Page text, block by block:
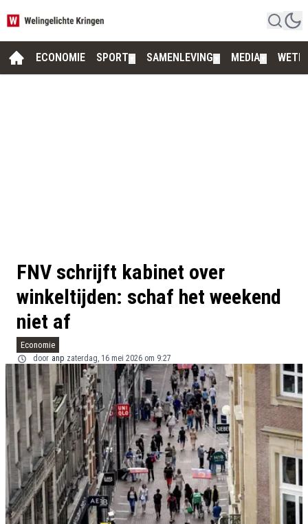
ECONOMIE SPORT SAMENLEVING MEDIA
FNV schrijft kabinet over
winkeltijden: schaf het weekend
niet af
Economie
door anp zaterdag, 16 mei 2026 om 9:27